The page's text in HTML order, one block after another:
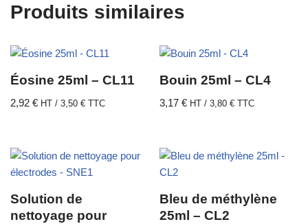
Produits similaires
Éosine 25ml – CL11
2,92 € HT / 3,50 € TTC
Bouin 25ml – CL4
3,17€ HT /3,80€ TTC
Solution de
nettoyage pour
Bleu de méthylène
25ml – CL2